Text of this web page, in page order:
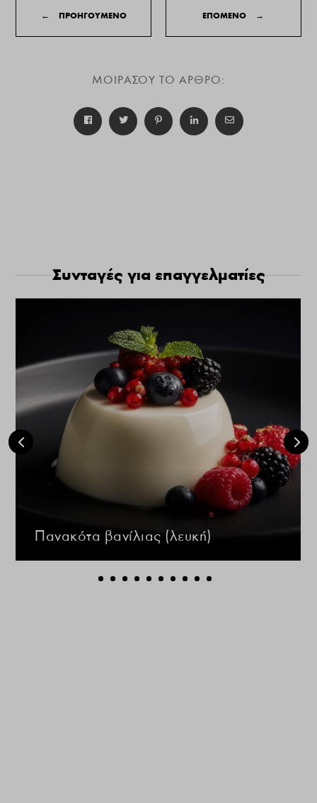
← ΠΡΟΗΓΟΥΜΕΝΟ ΕΠΟΜΕΝΟ →
ΜΟΙΡΑΣΟΥ ΤΟ ΑΡΘΡΟ:
Συνταγές για επαγγελματίες
Πανακότα βανίλιας (λευκή)